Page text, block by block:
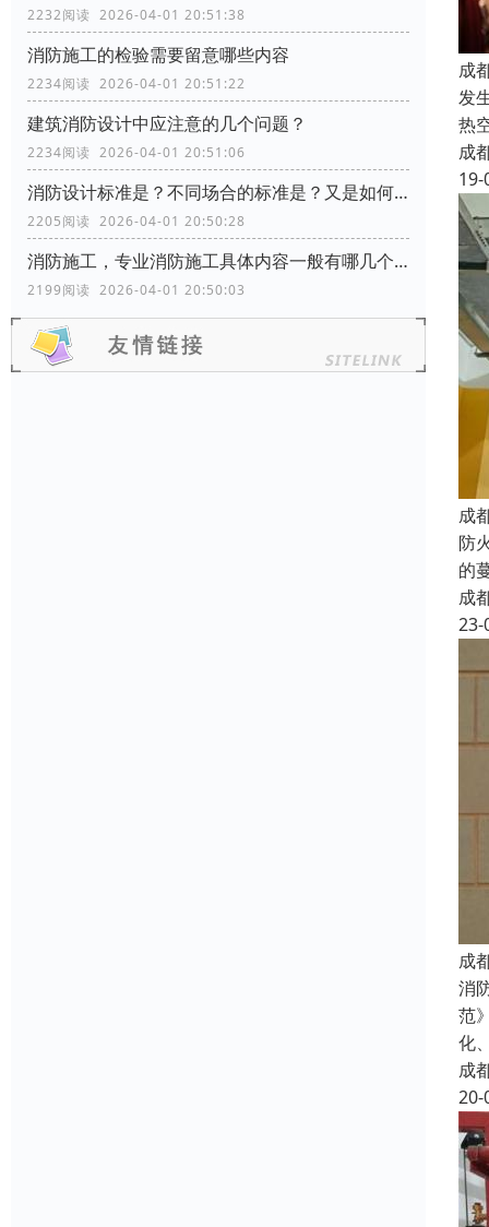
2232阅读 2026-04-01 20:51:38
消防施工的检验需要留意哪些内容
2234阅读 2026-04-01 20:51:22
建筑消防设计中应注意的几个问题？
2234阅读 2026-04-01 20:51:06
消防设计标准是？不同场合的标准是？又是如何分类的？
2205阅读 2026-04-01 20:50:28
消防施工，专业消防施工具体内容一般有哪几个方面？
2199阅读 2026-04-01 20:50:03
成
发
热
成
19-
成
防
的
成
23-
成
消
范
化
成
20-